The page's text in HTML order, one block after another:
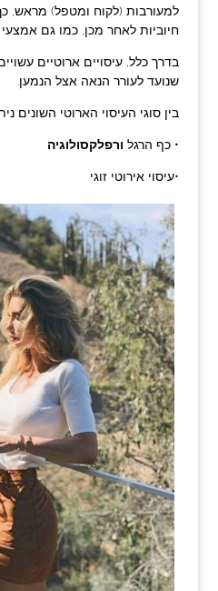
למעורבות (לקוח ומטפל) מראש,
חיוביות לאחר מכן, כמו גם
בדרך כלל, עיסויים ארוטיים
שנועד לעורר הנאה אצל הנמען.
בין סוגי העיסוי הארוטי השונים
• כף הרגל ורפלקסולוגיה
•עיסוי אירוטי זוגי